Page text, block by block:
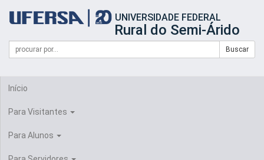
portal
UFERSA
UNIVERSIDADE FEDERAL
Rural do Semi-Árido
Formulário
Busca
Campo
de
Buscar
Início
Para Visitantes
Para Alunos